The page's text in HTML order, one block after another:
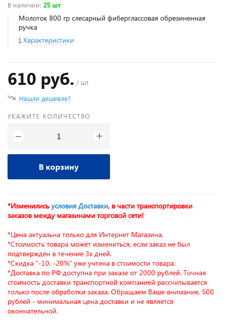
В наличии: 25 шт
Молоток 800 гр слесарный фиберглассовая обрезиненная
ручка
Характеристики
610 руб. / шт
Нашли дешевле?
УКАЖИТЕ КОЛИЧЕСТВО
− +
В корзину
*Изменились условия Доставки, в части транспортировки
заказов между магазинами торговой сети!
*Цена актуальна только для Интернет Магазина.
*Стоимость товара может измениться, если заказ не был
подтверждён в течение 3х дней.
*Скидка "-10, -20%" уже учтена в стоимости товара.
*Доставка по РФ доступна при заказе от 2000 рублей. Точная
стоимость доставки транспортной компанией рассчитывается
только после обработки заказа. Обращаем Ваше внимание, 500
рублей - минимальная цена доставки и не является
окончательной.